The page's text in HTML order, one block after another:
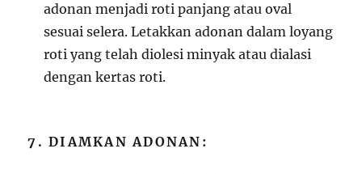
adonan menjadi roti panjang atau oval
sesuai selera. Letakkan adonan dalam loyang
roti yang telah diolesi minyak atau dialasi
dengan kertas roti.
7. DIAMKAN ADONAN: